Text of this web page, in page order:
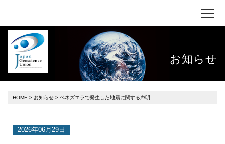
お知らせ
HOME > お知らせ > ベネズエラで発生した地震に関する声明
2026年06月29日